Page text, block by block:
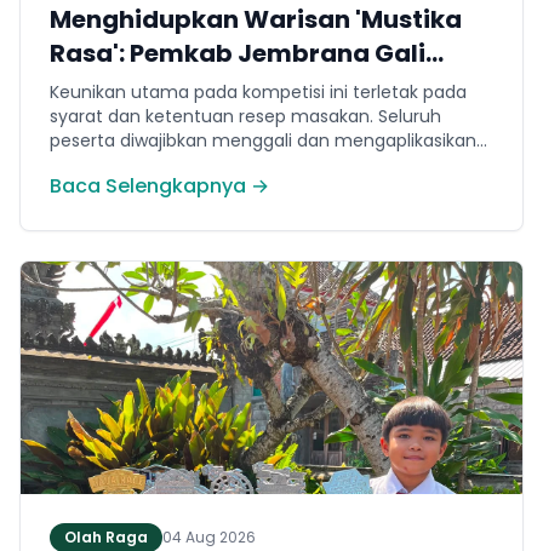
Menghidupkan Warisan 'Mustika
Rasa': Pemkab Jembrana Gali
Keteladanan Bung Karno Lewat
Lomba Cipta Menu Kuliner
Keunikan utama pada kompetisi ini terletak pada
syarat dan ketentuan resep masakan. Seluruh
peserta diwajibkan menggali dan mengaplikasikan
Mustika Rasa—buku kumpulan resep Nusantara
Indonesia, Ir. Soekarno. Melalui panduan resep
historis tersebut, para peserta berhasil
menghidangkan berbagai kreasi olahan pangan
lokal yang tidak hanya lezat tetapi juga bergizi,
beragam, aman dan seimbang.
Baca Selengkapnya →
Olah Raga 04 Aug 2026